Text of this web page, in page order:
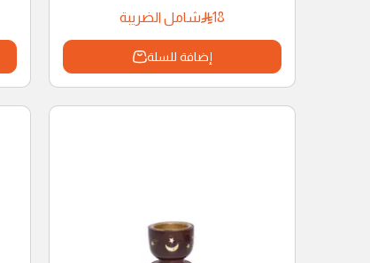
18
شامل الضريبة
إضافة للسلة